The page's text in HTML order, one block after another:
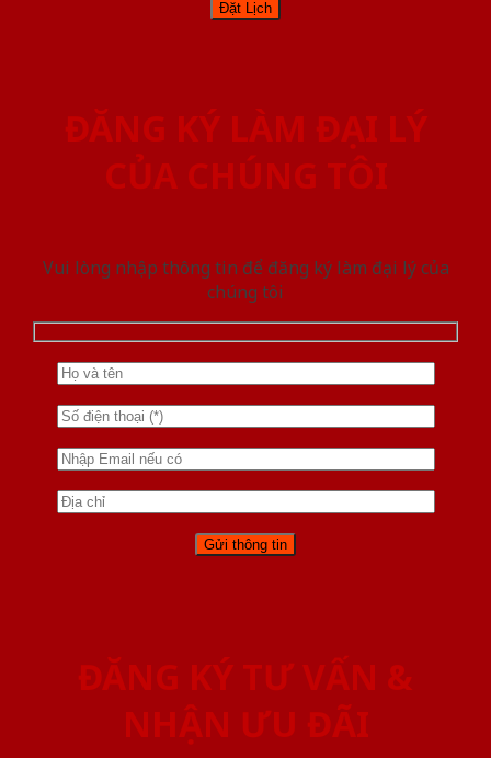
ĐĂNG KÝ LÀM ĐẠI LÝ
CỦA CHÚNG TÔI
Vui lòng nhập thông tin để đăng ký làm đại lý của
chúng tôi
ĐĂNG KÝ TƯ VẤN &
NHẬN ƯU ĐÃI